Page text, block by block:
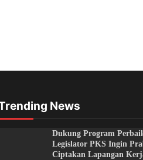
News
Dukung Program
Legislator PKS Ingin
Ciptakan Lapangan